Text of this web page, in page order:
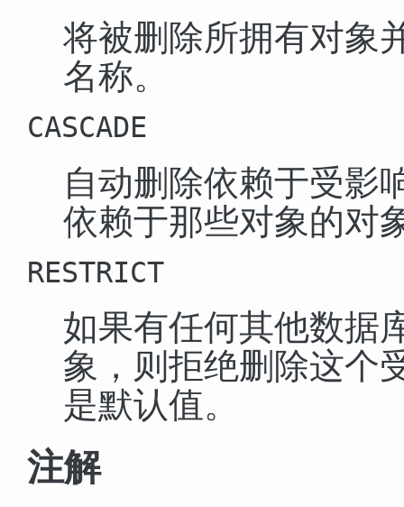
将被删除所拥有对象
名称。
CASCADE
自动删除依赖于受影
依赖于那些对象的对
RESTRICT
如果有任何其他数据
象，则拒绝删除这个
是默认值。
注解